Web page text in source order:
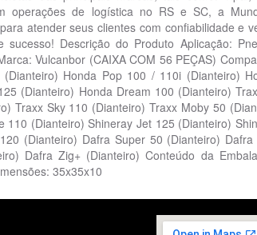
operações de logística no RS e SC, a
atender seus clientes com confiabilidade e
sucesso! Descrição do Produto Aplicação:
Vulcanbor (CAIXA COM 56 PEÇAS)
Honda Pop 100 / 110i (Dianteiro)
(Dianteiro) Honda Dream 100 (Dianteiro)
Traxx Sky 110 (Dianteiro) Traxx Moby 50
110 (Dianteiro) Shineray Jet 125 (Dianteiro)
(Dianteiro) Dafra Super 50 (Dianteiro)
Dafra Zig+ (Dianteiro) Conteúdo da
35x35x10